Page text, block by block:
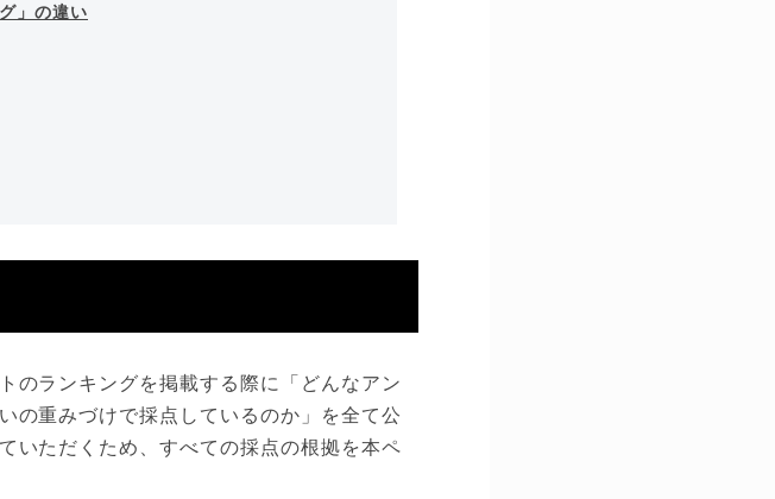
」の違い
のランキングを掲載する際に「どんなアン
の重みづけで採点しているのか」を全て公
いただくため、すべての採点の根拠を本ペ